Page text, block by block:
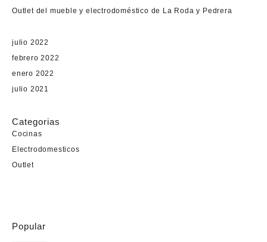
Outlet del mueble y electrodoméstico de La Roda y Pedrera
julio 2022
febrero 2022
enero 2022
julio 2021
Categorias
Cocinas
Electrodomesticos
Outlet
Popular